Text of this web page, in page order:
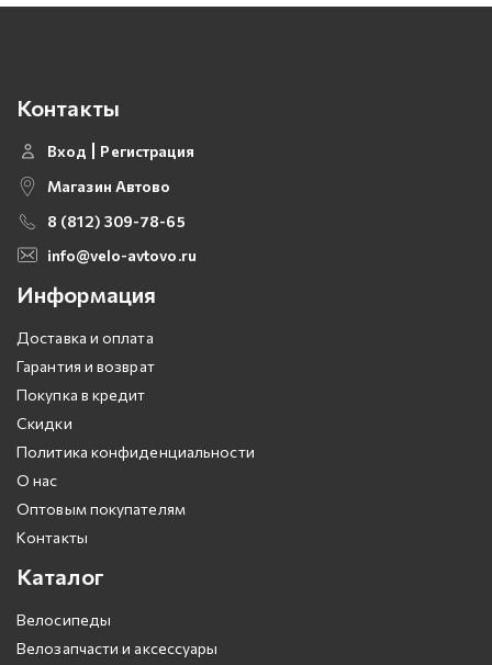
Контакты
Вход
Регистрация
Магазин Автово
8 (812) 309-78-65
info@velo-avtovo.ru
Информация
Доставка и оплата
Гарантия и возврат
Покупка в кредит
Скидки
Политика конфиденциальности
О нас
Оптовым покупателям
Контакты
Каталог
Велосипеды
Велозапчасти и аксессуары